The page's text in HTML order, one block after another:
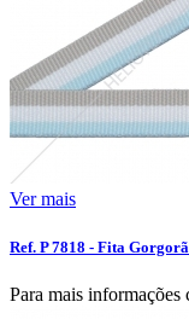
Ver mais
Ref. P 7818 - Fita
Para mais informações